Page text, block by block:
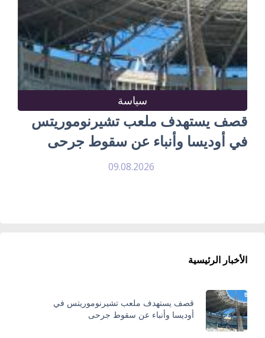
سياسة
قصف يستهدف ملعب تشيرنوموريتس
في أوديسا وأنباء عن سقوط جرحى
09.08.2026
الأخبار الرئيسية
قصف يستهدف ملعب تشيرنوموريتس في
أوديسا وأنباء عن سقوط جرحى